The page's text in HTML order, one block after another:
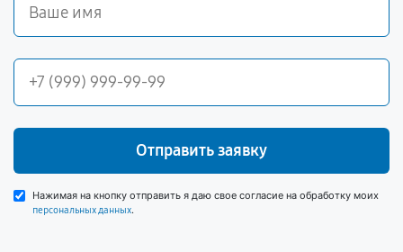
Отправить заявку
Нажимая на кнопку отправить я даю свое согласие на обработку моих
персональных данных.